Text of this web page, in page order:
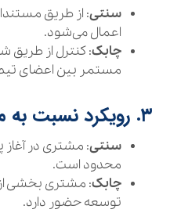
سنتی: از طریق
اعمال می‌شود.
چابک: کنترل از طریق
مستمر بین اعضای
۳. رویکرد نسبت به مشتری
سنتی: مشتری در آغاز
محدود است.
چابک: مشتری بخشی از
توسعه حضور دارد.